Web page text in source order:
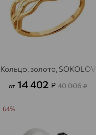
Кольцо, золото, SOKOLOV
от 14 402 ₽ 40 006₽
64%